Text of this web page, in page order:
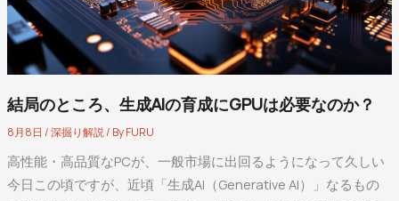
結局のところ、生成AIの育成にGPUは必要なのか？
8月8日 /深掘り解説/ ByFURU
高性能・高品質なPCが、一般市場に出回るようになって久しい
今日この頃ですが、近頃「生成AI（Generative AI）」なるもの